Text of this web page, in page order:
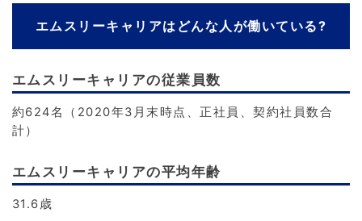
エムスリーキャリアはどんな人が働いている?
エムスリーキャリアの従業員数
約624名（2020年3月末時点、正社員、契約社員数合
計）
エムスリーキャリアの平均年齢
31.6歳